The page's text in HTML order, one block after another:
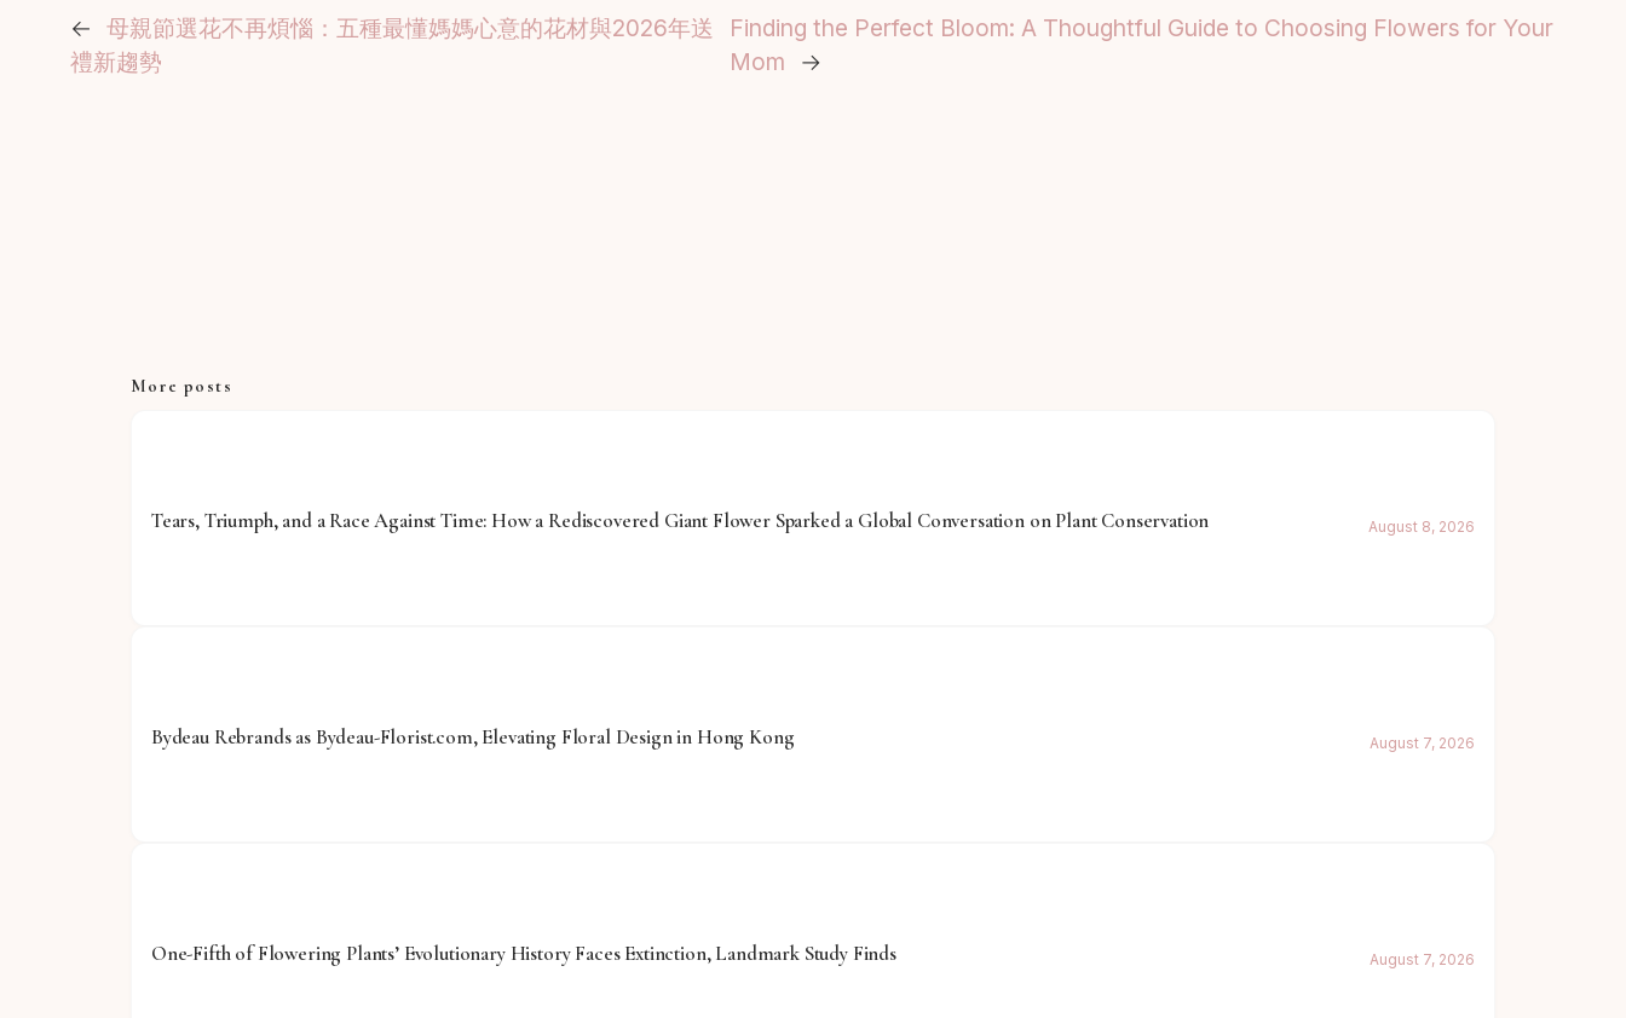
← 母親節選花不再煩惱：五種最懂媽媽心意的花材與2026年送
禮新趨勢
Finding the Perfect Bloom: A Thoughtful Guide to Choosing Flowers for Your
Mom
→
More posts
Tears, Triumph, and a Race Against Time: How a Rediscovered Giant Flower Sparked a Global Conversation on Plant Conservation August 8, 2026
Bydeau Rebrands as Bydeau-Florist.com, Elevating Floral Design in Hong Kong August 7, 2026
One-Fifth of Flowering Plants’ Evolutionary History Faces Extinction, Landmark Study Finds August 7, 2026